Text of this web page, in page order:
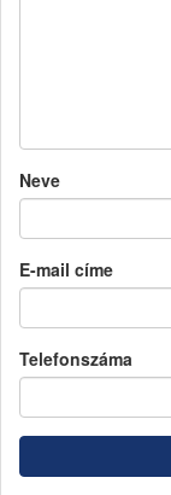
Neve
E-mail címe
Telefonszáma